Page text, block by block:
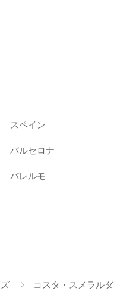
スペイン
バルセロナ
パレルモ
コスタ・スメラルダ